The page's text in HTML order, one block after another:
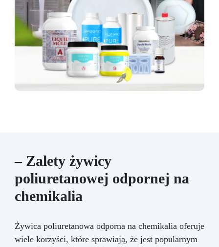
– Zalety żywicy
poliuretanowej odpornej na
chemikalia
Żywica poliuretanowa odporna na chemikalia oferuje
wiele korzyści, które sprawiają, że jest popularnym